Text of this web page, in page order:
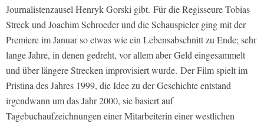
Journalistenzausel Henryk Gorski gibt. Für die Regisseure Tobias
Streck und Joachim Schroeder und die Schauspieler ging mit der
Premiere im Januar so etwas wie ein Lebensabschnitt zu Ende; sehr
lange Jahre, in denen gedreht, vor allem aber Geld eingesammelt
und über längere Strecken improvisiert wurde. Der Film spielt im
Pristina des Jahres 1999, die Idee zu der Geschichte entstand
irgendwann um das Jahr 2000, sie basiert auf
Tagebuchaufzeichnungen einer Mitarbeiterin einer westlichen